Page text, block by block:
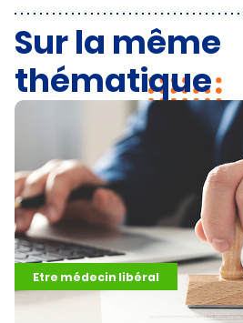
Sur la même
thématique
Etre médecin libéral